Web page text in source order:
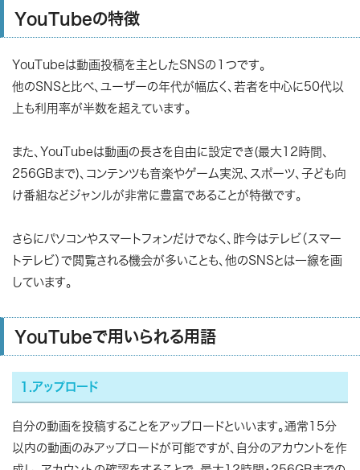
YouTubeの特徴
YouTubeは動画投稿を主としたSNSの１つです。
他のSNSと比べ、ユーザーの年代が幅広く、若者を中心に50代以
上も利用率が半数を超えています。
また、YouTubeは動画の長さを自由に設定でき(最大12時間、
256GBまで)、コンテンツも音楽やゲーム実況、スポーツ、子ども向
け番組などジャンルが非常に豊富であることが特徴です。
さらにパソコンやスマートフォンだけでなく、昨今はテレビ（スマー
トテレビ）で閲覧される機会が多いことも、他のSNSとは一線を画
しています。
YouTubeで用いられる用語
1.アップロード
自分の動画を投稿することをアップロードといいます。通常15分
以内の動画のみアップロードが可能ですが、自分のアカウントを作